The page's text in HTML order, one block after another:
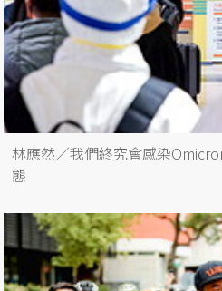
林應然／我們終究會感染
態